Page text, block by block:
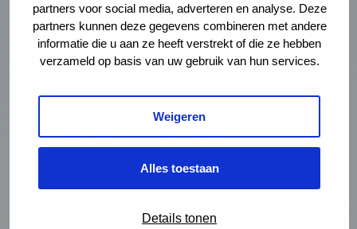
partners voor social media, adverteren en analyse. Deze
partners kunnen deze gegevens combineren met andere
informatie die u aan ze heeft verstrekt of die ze hebben
verzameld op basis van uw gebruik van hun services.
Weigeren
Alles toestaan
Details tonen
Genotmiddelen, wat weet jij?
Je vindt hier informatie over diverse onderwerpen.
Door middel van challenges ga je er ook zelf mee aan
weet